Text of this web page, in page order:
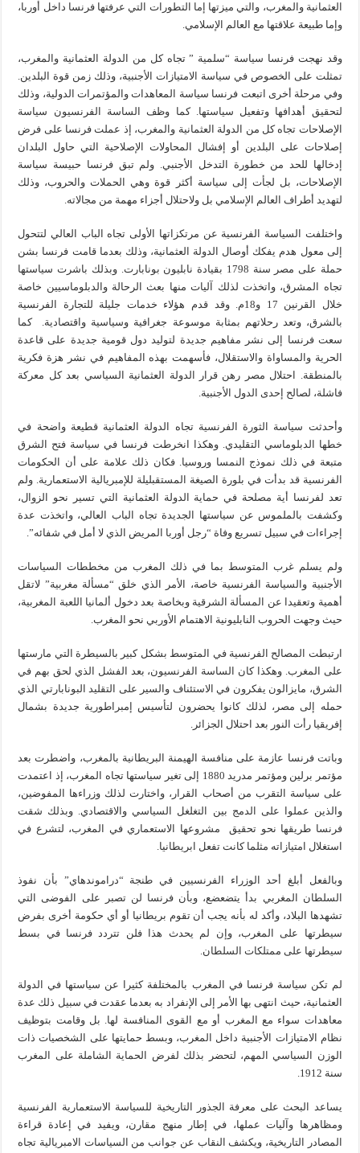
العثمانية والمغرب، والتي ميزتها إما التطورات التي عرفتها فرنسا داخل أوربا،
وإما طبيعة علاقتها مع العالم الإسلامي.
وقد نهجت فرنسا سياسة “سلمية ” تجاه كل من الدولة العثمانية والمغرب،
تمثلت على الخصوص في سياسة الامتيازات الأجنبية، وذلك زمن قوة البلدين.
وفي مرحلة أخرى اتبعت فرنسا سياسة المعاهدات والمؤتمرات الدولية، وذلك
لتحقيق أهدافها وتفعيل سياستها. كما وظف الساسة الفرنسيون سياسة
الإصلاحات تجاه كل من الدولة العثمانية والمغرب، إذ عملت فرنسا على فرض
إصلاحات على البلدين أو إفشال المحاولات الإصلاحية التي حاول البلدان
إدخالها للحد من خطورة التدخل الأجنبي. ولم تبق فرنسا حبيسة سياسة
الإصلاحات، بل لجأت إلى سياسة أكثر قوة وهي الحملات والحروب، وذلك
لتهديد أطراف العالم الإسلامي بل ولاحتلال أجزاء مهمة من مجالاته.
واختلفت السياسة الفرنسية عن مرتكزاتها الأولى تجاه الباب العالي لتتحول
إلى معول هدم يفكك أوصال الدولة العثمانية، وذلك بعدما قامت فرنسا بشن
حملة على مصر سنة 1798 بقيادة نابليون بونابارت. وبذلك باشرت سياستها
تجاه المشرق، واتخذت لذلك آليات منها بعث الرحالة والدبلوماسيين خاصة
خلال القرنين 17 و18م. وقد قدم هؤلاء خدمات جليلة للتجارة الفرنسية
بالشرق، وتعد رحلاتهم بمثابة موسوعة جغرافية وسياسية واقتصادية. كما
سعت فرنسا إلى نشر مفاهيم جديدة لتوليد دول قومية جديدة على قاعدة
الحرية والمساواة والاستقلال، فأسهمت بهذه المفاهيم في نشر هزة فكرية
بالمنطقة. احتلال مصر رهن قرار الدولة العثمانية السياسي بعد كل معركة
فاشلة، لصالح إحدى الدول الأجنبية.
وأحدثت سياسة الثورة الفرنسية تجاه الدولة العثمانية قطيعة واضحة في
خطها الدبلوماسي التقليدي. وهكذا انخرطت فرنسا في سياسة فتح الشرق
متبعة في ذلك نموذج النمسا وروسيا. فكان ذلك علامة على أن الحكومات
الفرنسية قد بدأت في بلورة الصيغة المستقبليلة للإمبريالية الاستعمارية. ولم
تعد لفرنسا أية مصلحة في حماية الدولة العثمانية التي تسير نحو الزوال،
وكشفت بالملموس عن سياستها الجديدة تجاه الباب العالي، واتخذت عدة
إجراءات في سبيل تسريع وفاة “رجل أوربا المريض الذي لا أمل في شفائه”.
ولم يسلم غرب المتوسط بما في ذلك المغرب من مخططات السياسات
الأجنبية والسياسة الفرنسية خاصة، الأمر الذي خلق “مسألة مغربية” لاتقل
أهمية وتعقيدا عن المسألة الشرقية وبخاصة بعد دخول ألمانيا اللعبة المغربية،
حيث وجهت الحروب النابليونية الاهتمام الأوربي نحو المغرب.
ارتبطت المصالح الفرنسية في المتوسط بشكل كبير بالسيطرة التي مارستها
على المغرب. وهكذا كان الساسة الفرنسيون، بعد الفشل الذي لحق بهم في
الشرق، مايزالون يفكرون في الاستئناف والسير على التقليد البونابارتي الذي
حمله إلى مصر، لذلك كانوا يحضرون لتأسيس إمبراطورية جديدة بشمال
إفريقيا رأت النور بعد احتلال الجزائر.
وباتت فرنسا عازمة على منافسة الهيمنة البريطانية بالمغرب، واضطرت بعد
مؤتمر برلين ومؤتمر مدريد 1880 إلى تغير سياستها تجاه المغرب، إذ اعتمدت
على سياسة التقرب من أصحاب القرار، واختارت لذلك وزراءها المفوضين،
والذين عملوا على الدمج بين التغلغل السياسي والاقتصادي. وبذلك شقت
فرنسا طريقها نحو تحقيق مشروعها الاستعماري في المغرب، لتشرع في
استغلال امتيازاته مثلما كانت تفعل ابريطانيا.
وبالفعل أبلغ أحد الوزراء الفرنسيين في طنجة “دراموندهاي” بأن نفوذ
السلطان المغربي بدأ يتضعضع، وبأن فرنسا لن تصبر على الفوضى التي
تشهدها البلاد، وأكد له بأنه يجب أن تقوم بريطانيا أو أي حكومة أخرى بفرض
سيطرتها على المغرب، وإن لم يحدث هذا فلن تتردد فرنسا في بسط
سيطرتها على ممتلكات السلطان.
لم تكن سياسة فرنسا في المغرب بالمختلفة كثيرا عن سياستها في الدولة
العثمانية، حيث انتهى بها الأمر إلى الإنفراد به بعدما عقدت في سبيل ذلك عدة
معاهدات سواء مع المغرب أو مع القوى المنافسة لها. بل وقامت بتوظيف
نظام الامتيازات الأجنبية داخل المغرب، وبسط حمايتها على الشخصيات ذات
الوزن السياسي المهم، لتحضر بذلك لفرض الحماية الشاملة على المغرب
سنة 1912.
يساعد البحث على معرفة الجذور التاريخية للسياسة الاستعمارية الفرنسية
ومظاهرها وآليات عملها، في إطار منهج مقارن، ويفيد في إعادة قراءة
المصادر التاريخية، ويكشف النقاب عن جوانب من السياسات الامبريالية تجاه